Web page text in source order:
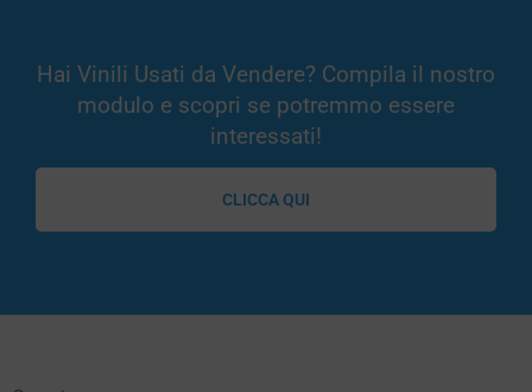
Hai Vinili Usati da Vendere? Compila il nostro
modulo e scopri se potremmo essere
interessati!
CLICCA QUI